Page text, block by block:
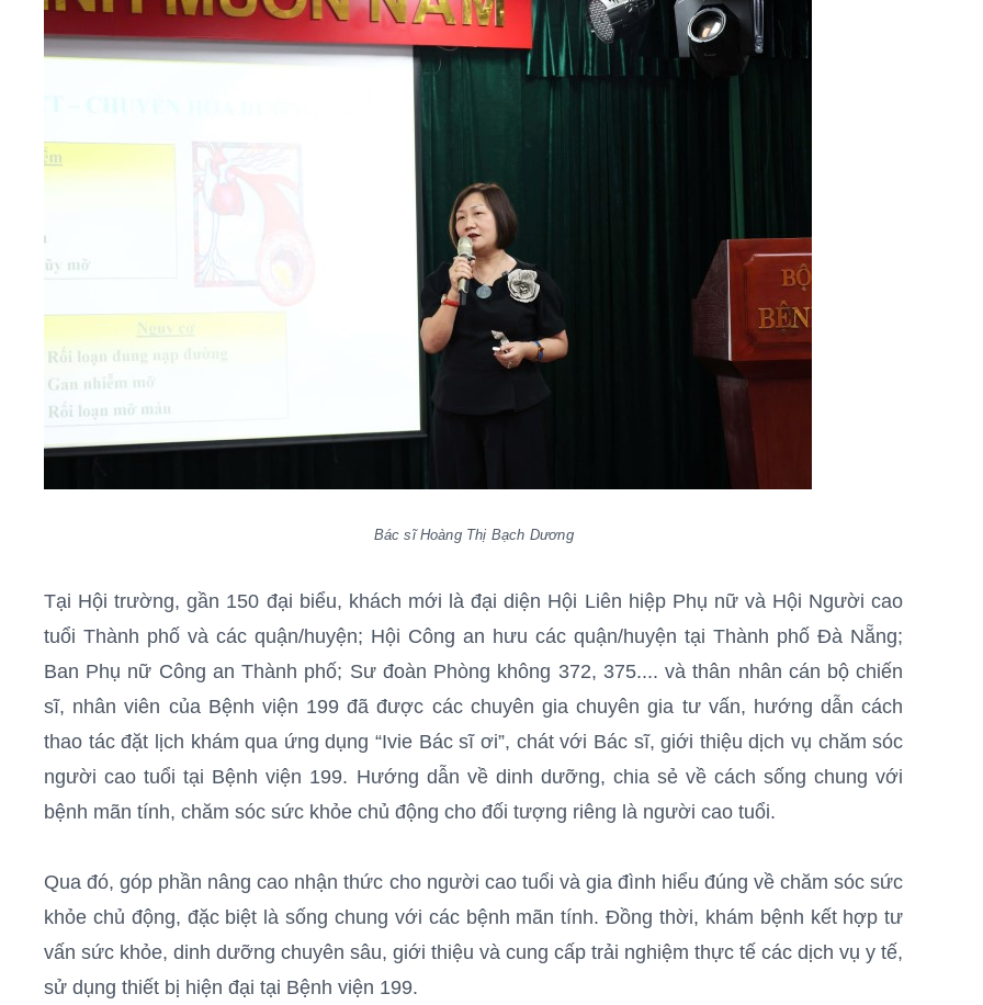
Bác sĩ Hoàng Thị Bạch Dương
Tại Hội trường, gần 150 đại biểu, khách mới là đại diện Hội Liên hiệp Phụ nữ và Hội Người cao
tuổi Thành phố và các quận/huyện; Hội Công an hưu các quận/huyện tại Thành phố Đà Nẵng;
Ban Phụ nữ Công an Thành phố; Sư đoàn Phòng không 372, 375.... và thân nhân cán bộ chiến
sĩ, nhân viên của Bệnh viện 199 đã được các chuyên gia chuyên gia tư vấn, hướng dẫn cách
thao tác đặt lịch khám qua ứng dụng “Ivie Bác sĩ ơi”, chát với Bác sĩ, giới thiệu dịch vụ chăm sóc
người cao tuổi tại Bệnh viện 199. Hướng dẫn về dinh dưỡng, chia sẻ về cách sống chung với
bệnh mãn tính, chăm sóc sức khỏe chủ động cho đối tượng riêng là người cao tuổi.
Qua đó, góp phần nâng cao nhận thức cho người cao tuổi và gia đình hiểu đúng về chăm sóc sức
khỏe chủ động, đặc biệt là sống chung với các bệnh mãn tính. Đồng thời, khám bệnh kết hợp tư
vấn sức khỏe, dinh dưỡng chuyên sâu, giới thiệu và cung cấp trải nghiệm thực tế các dịch vụ y tế,
sử dụng thiết bị hiện đại tại Bệnh viện 199.